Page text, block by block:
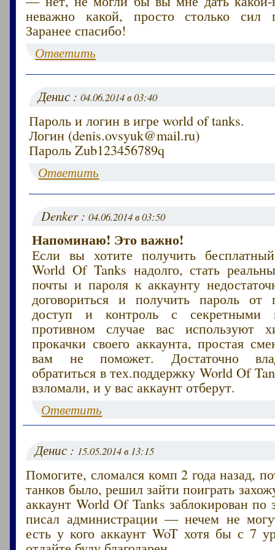
неважно какой, просто столько сил
Заранее спасибо!
Ответить
Денис :04.06.2014 в 03:40
Пароль и логин в игре world of tanks.
Логин (denis.ovsyuk@mail.ru)
Пароль Zub123456789q
Ответить
Denker :04.06.2014 в 03:50
Напоминаю! Это важно!
Если вы хотите получить
World Of Tanks надолго, стать
почты и пароля к аккаунту
договориться и получить пароль
доступ и контроль с секретными
противном случае вас используют
прокачки своего аккаунта, простая
вам не поможет. Достаточно
обратиться в тех.поддержку World Of
взломали, и у вас аккаунт отберут.
Ответить
Денис : 15.05.2014 в 13:15
Помогите, сломался комп 2 года назад,
танков было, решил зайти поиграть
аккаунт World Of Tanks заблокирован по
писал администрации — нечем не
есть у кого аккаунт WoT хотя бы с 7